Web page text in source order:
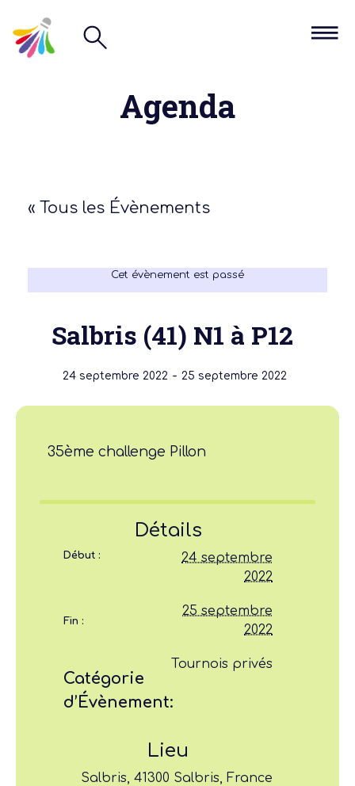
Agenda
« Tous les Évènements
Cet évènement est passé
Salbris (41) N1 à P12
24 septembre 2022 - 25 septembre 2022
35ème challenge Pillon
Détails
Début :
24 septembre
2022
Fin :
25 septembre
2022
Catégorie
d’Évènement:
Tournois privés
Lieu
Salbris, 41300 Salbris, France